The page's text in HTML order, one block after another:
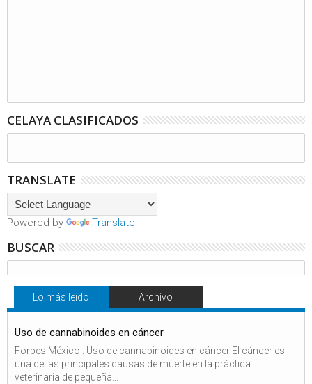
CELAYA CLASIFICADOS
TRANSLATE
Powered by Translate
BUSCAR
Lo más leído Archivo
Uso de cannabinoides en cáncer
Forbes México . Uso de cannabinoides en cáncer El cáncer es
una de las principales causas de muerte en la práctica
veterinaria de pequeña...